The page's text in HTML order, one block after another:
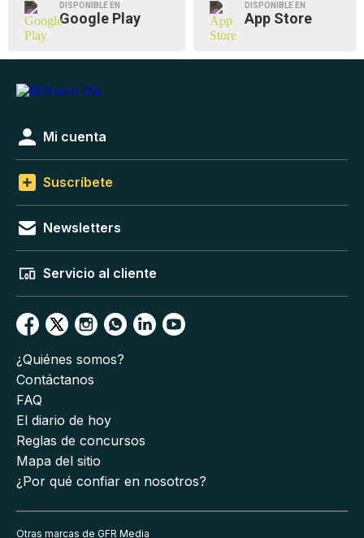
DISPONIBLE EN
Google Play
DISPONIBLE EN
App Store
Mi cuenta
Suscríbete
Newsletters
Servicio al cliente
¿Quiénes somos?
Contáctanos
FAQ
El diario de hoy
Reglas de concursos
Mapa del sitio
¿Por qué confiar en nosotros?
Otras marcas de GFR Media